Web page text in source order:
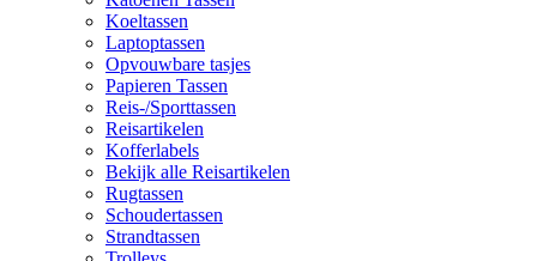
Koeltassen
Laptoptassen
Opvouwbare tasjes
Papieren Tassen
Reis-/Sporttassen
Reisartikelen
Kofferlabels
Bekijk alle Reisartikelen
Rugtassen
Schoudertassen
Strandtassen